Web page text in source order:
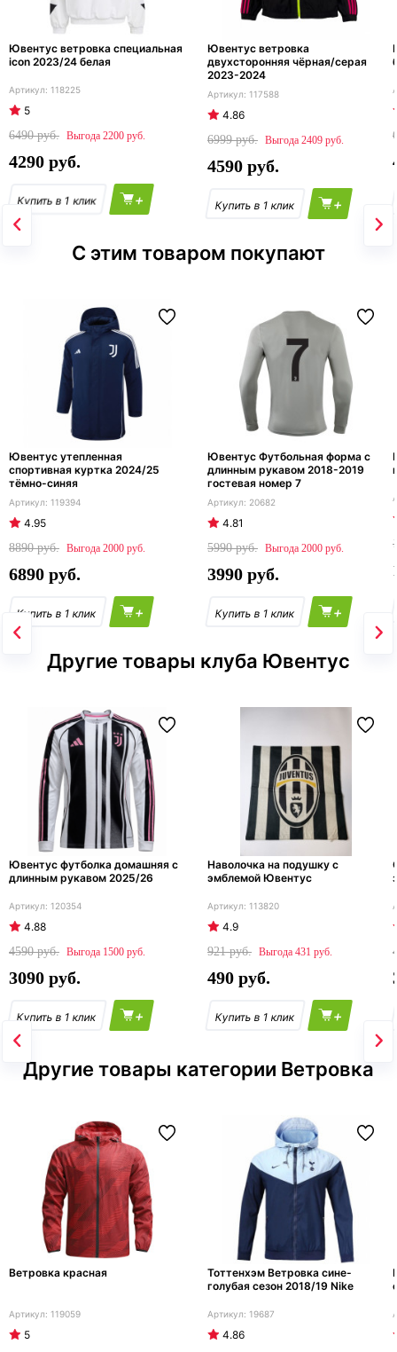
Ювентус ветровка специальная
icon 2023/24 белая
118225
5
6490
2200
4290
+
Ювентус ветровка
двухсторонняя чёрная/серая
2023-2024
117588
4.86
6999
2409
4590
+
С этим товаром покупают
Ювентус утепленная
спортивная куртка 2024/25
тёмно-синяя
119394
4.95
8890
2000
6890
+
Ювентус Футбольная форма с
длинным рукавом 2018-2019
гостевая номер 7
20682
4.81
5990
2000
3990
+
Другие товары клуба Ювентус
Ювентус футболка домашняя с
длинным рукавом 2025/26
120354
4.88
4590
1500
3090
+
Наволочка на подушку с
эмблемой Ювентус
113820
4.9
921
431
490
+
Другие товары категории Ветровка
Ветровка красная
119059
5
Тоттенхэм Ветровка сине-
голубая сезон 2018/19 Nike
19687
4.86